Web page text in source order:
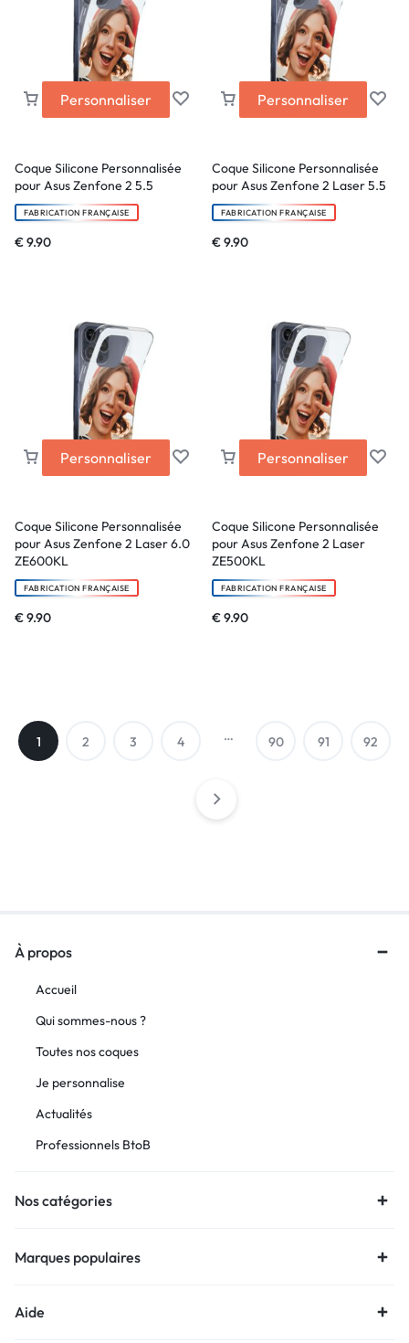
Personnaliser
Coque Silicone Personnalisée
pour Asus Zenfone 2 5.5
FABRICATION FRANÇAISE
€9.90
Personnaliser
Coque Silicone Personnalisée
pour Asus Zenfone 2 Laser 5.5
FABRICATION FRANÇAISE
€9.90
Personnaliser
Coque Silicone Personnalisée
pour Asus Zenfone 2 Laser 6.0
ZE600KL
FABRICATION FRANÇAISE
€9.90
Personnaliser
Coque Silicone Personnalisée
pour Asus Zenfone 2 Laser
ZE500KL
FABRICATION FRANÇAISE
€9.90
1 2 3 4 … 90 91 92
À propos
Accueil
Qui sommes-nous ?
Toutes nos coques
Je personnalise
Actualités
Professionnels BtoB
Nos catégories
Marques populaires
Aide